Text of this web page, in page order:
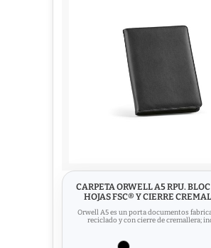
CARPETA ORWELL A5 RPU.
HOJAS FSC® Y CIERRE
Orwell A5 es un porta documentos
reciclado y con cierre de cremallera;